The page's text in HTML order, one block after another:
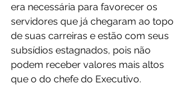
era necessária para favorecer os
servidores que já chegaram ao topo
de suas carreiras e estão com seus
subsídios estagnados, pois não
podem receber valores mais altos
que o do chefe do Executivo.